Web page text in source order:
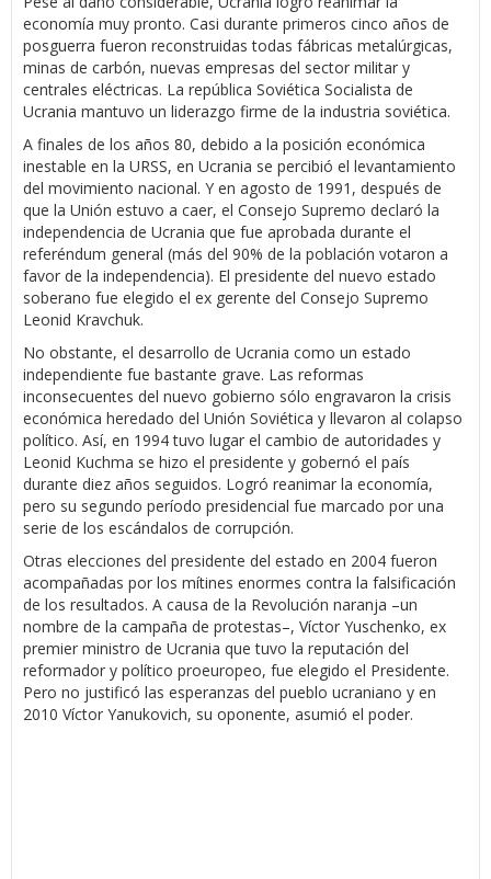
economía muy pronto. Casi durante primeros cinco años de
posguerra fueron reconstruidas todas fábricas metalúrgicas,
minas de carbón, nuevas empresas del sector militar y
centrales eléctricas. La república Soviética Socialista de
Ucrania mantuvo un liderazgo firme de la industria soviética.
A finales de los años 80, debido a la posición económica
inestable en la URSS, en Ucrania se percibió el levantamiento
del movimiento nacional. Y en agosto de 1991, después de
que la Unión estuvo a caer, el Consejo Supremo declaró la
independencia de Ucrania que fue aprobada durante el
referéndum general (más del 90% de la población votaron a
favor de la independencia). El presidente del nuevo estado
soberano fue elegido el ex gerente del Consejo Supremo
Leonid Kravchuk.
No obstante, el desarrollo de Ucrania como un estado
independiente fue bastante grave. Las reformas
inconsecuentes del nuevo gobierno sólo engravaron la crisis
económica heredado del Unión Soviética y llevaron al colapso
político. Así, en 1994 tuvo lugar el cambio de autoridades y
Leonid Kuchma se hizo el presidente y gobernó el país
durante diez años seguidos. Logró reanimar la economía,
pero su segundo período presidencial fue marcado por una
serie de los escándalos de corrupción.
Otras elecciones del presidente del estado en 2004 fueron
acompañadas por los mítines enormes contra la falsificación
de los resultados. A causa de la Revolución naranja –un
nombre de la campaña de protestas–, Víctor Yuschenko, ex
premier ministro de Ucrania que tuvo la reputación del
reformador y político proeuropeo, fue elegido el Presidente.
Pero no justificó las esperanzas del pueblo ucraniano y en
2010 Víctor Yanukovich, su oponente, asumió el poder.